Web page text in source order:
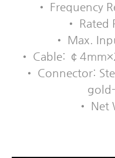
• Frequency
• Rated
• Max.
• Cable: ￠
• Connector:
• Net